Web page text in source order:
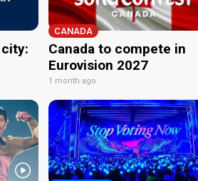
CANADA
Canada to compete in
Eurovision 2027
1 month ago